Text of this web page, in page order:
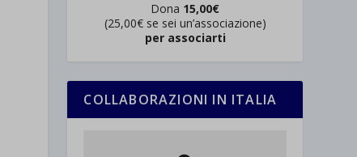
Dona 15,00€
(25,00€ se sei un’associazione)
per associarti
COLLABORAZIONI IN ITALIA